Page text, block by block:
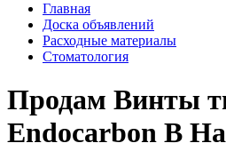
Главная
Доска объявлений
Расходные материалы
Стоматология
Продам Винты
Endocarbon В